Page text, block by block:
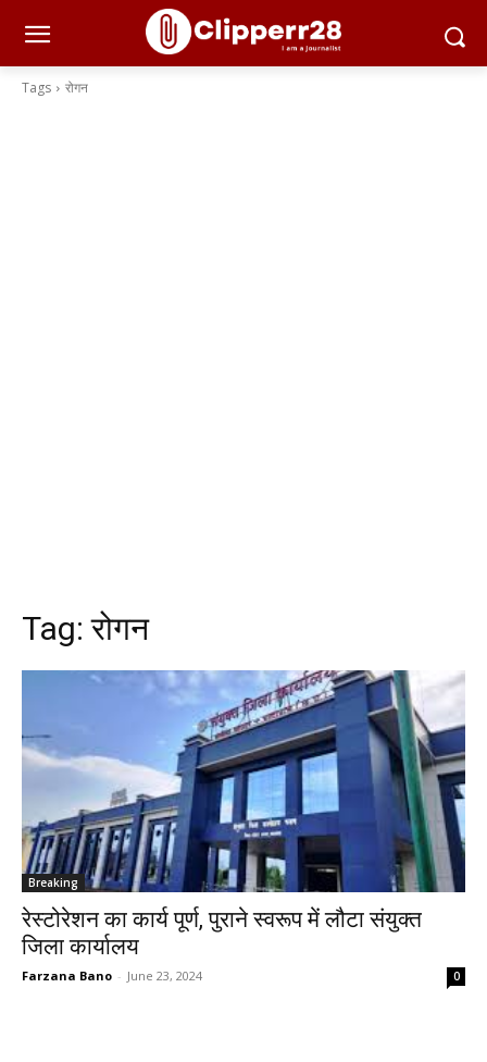
Tags रोगन
Tag:रोगन
Breaking
रेस्टोरेशन का कार्य पूर्ण, पुराने स्वरूप में लौटा संयुक्त
जिला कार्यालय
Farzana Bano - June 23, 2024 0